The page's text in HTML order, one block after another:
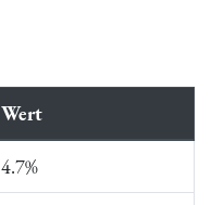
Wert
4.7%